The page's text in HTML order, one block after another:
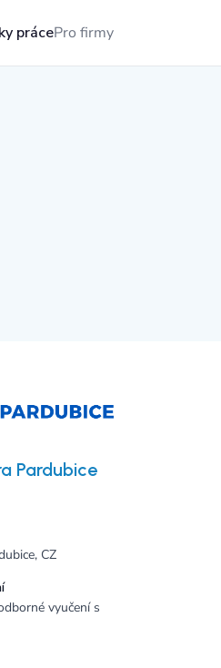
prácePro firmy
Pardubice
CZ
vyučení s